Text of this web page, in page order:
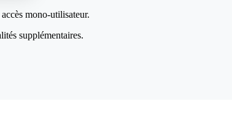
mono-utilisateur.
supplémentaires.